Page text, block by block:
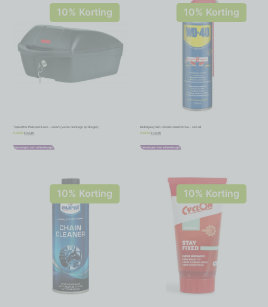
10% Korting
Topkoffer Polisport Luxe – zwart (vaste montage op drager)
€37,99 € 34,19
Toevoegen aan winkelwagen
10% Korting
Multispray WD-40 met smartstraw – 450 ml
€ 15,99 € 14,39
Toevoegen aan winkelwagen
10% Korting 10% Korting